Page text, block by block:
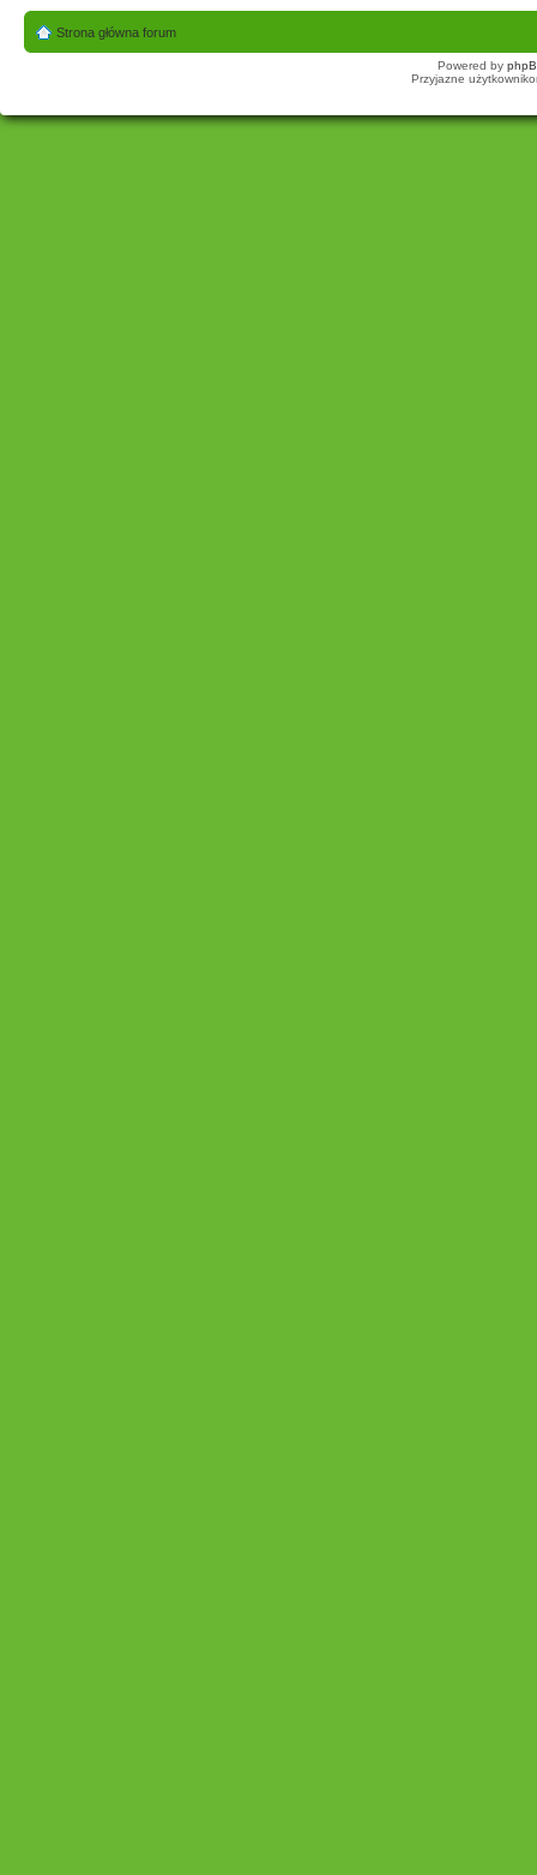
Strona główna forum
Powered by
Przyjazne